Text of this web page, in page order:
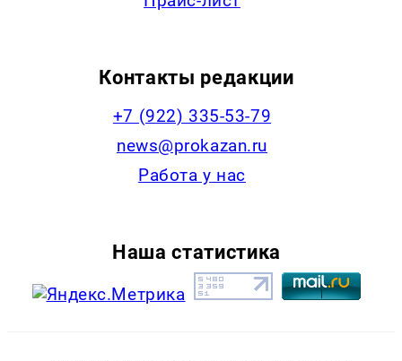
Контакты редакции
+7 (922) 335-53-79
news@prokazan.ru
Работа у нас
Наша статистика